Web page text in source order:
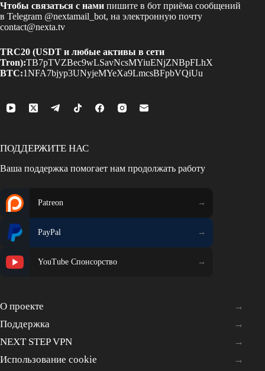
Чтобы связаться с нами пишите в бот приёма сообщений
в Telegram @nextamail_bot, на электронную почту
contact@nexta.tv
TRC20 (USDT и любые активы в сети
Tron):TB7pTVZBec9wLSavNcsMYiuENjZNBpFLhX
BTC:1NFA7bjyp3UNyjeMYeXa9LmcsBFpbVQiUu
ПОДДЕРЖИТЕ НАС
Ваша поддержка помогает нам продолжать работу
Patreon
PayPal
YouTube Спонсорство
О проекте
Поддержка
NEXT STEP VPN
Использование cookie